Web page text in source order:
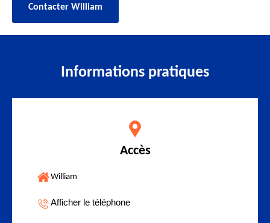
Contacter William
Informations pratiques
Accès
William
Afficher le téléphone